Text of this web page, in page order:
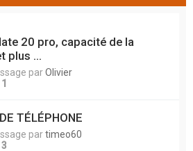
20 pro, capacité de la
plus ...
parOlivier
1
TÉLÉPHONE
partimeo60
3